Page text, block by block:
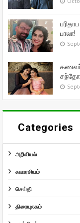
பாலா!
கணவர்
Categories
அறிவியல்
சுவாரசியம்
செய்தி
திரையுலகம்